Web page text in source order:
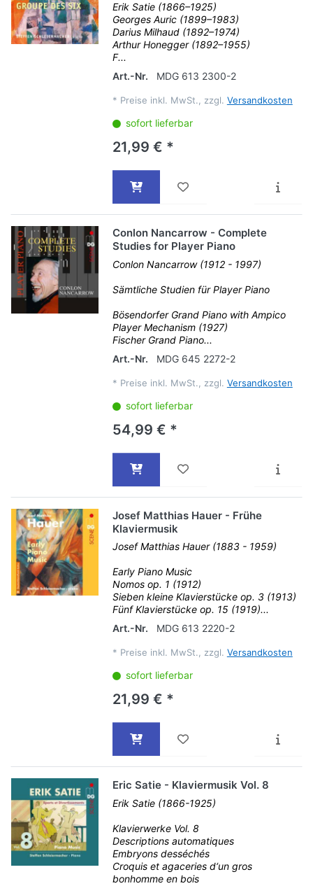
Erik Satie (1866–1925)
Georges Auric (1899–1983)
Darius Milhaud (1892–1974)
Arthur Honegger (1892–1955)
F...
Art.-Nr.
MDG 613 2300-2
* Preise inkl. MwSt., zzgl. Versandkosten
sofort lieferbar
21,99 € *
Conlon Nancarrow - Complete
Studies for Player Piano
Conlon Nancarrow (1912 - 1997)
Sämtliche Studien für Player Piano
Bösendorfer Grand Piano with Ampico
Player Mechanism (1927)
Fischer Grand Piano...
Art.-Nr.
MDG 645 2272-2
* Preise inkl. MwSt., zzgl. Versandkosten
sofort lieferbar
54,99 € *
Josef Matthias Hauer - Frühe
Klaviermusik
Josef Matthias Hauer (1883 - 1959)
Early Piano Music
Nomos op. 1 (1912)
Sieben kleine Klavierstücke op. 3 (1913)
Fünf Klavierstücke op. 15 (1919)...
Art.-Nr.
MDG 613 2220-2
* Preise inkl. MwSt., zzgl. Versandkosten
sofort lieferbar
21,99 € *
Eric Satie - Klaviermusik Vol. 8
Erik Satie (1866-1925)
Klavierwerke Vol. 8
Descriptions automatiques
Embryons desséchés
Croquis et agaceries d‘un gros
bonhomme en bois